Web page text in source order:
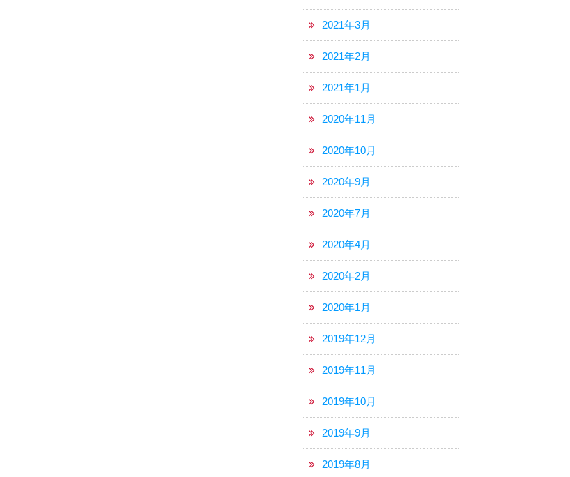
2021年3月
2021年2月
2021年1月
2020年11月
2020年10月
2020年9月
2020年7月
2020年4月
2020年2月
2020年1月
2019年12月
2019年11月
2019年10月
2019年9月
2019年8月